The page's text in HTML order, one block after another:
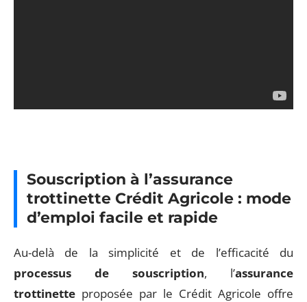
Souscription à l’assurance
trottinette Crédit Agricole : mode
d’emploi facile et rapide
Au-delà de la simplicité et de l’efficacité du
processus de souscription, l’assurance
trottinette proposée par le Crédit Agricole offre